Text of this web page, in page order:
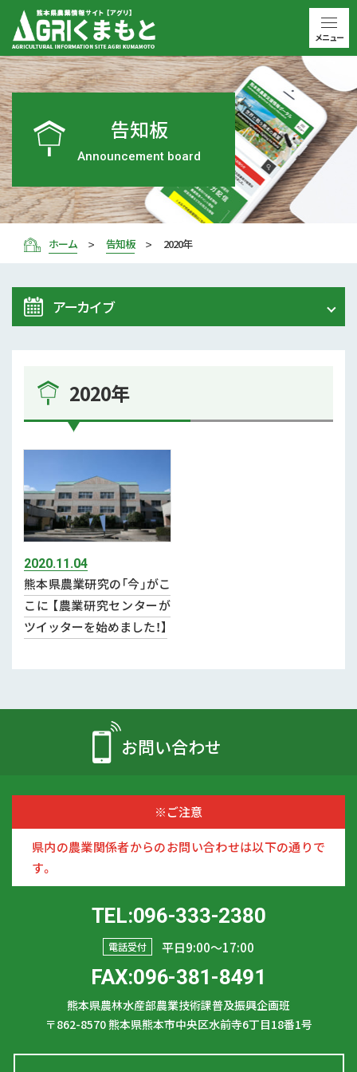
告知板
Announcement board
ホーム 告知板 2020年
2020年
2020.11.04
熊本県農業研究の「今」がこ
こに 【農業研究センターが
ツイッターを始めました！】
アーカイブ
2020年 (1)
お問い合わせ
※ご注意
県内の農業関係者からのお問い合わせは以下の通りで
す。
TEL:096-333-2380
電話受付 平日9:00〜17:00
FAX:096-381-8491
熊本県農林水産部農業技術課普及振興企画班
〒862-8570熊本県熊本市中央区水前寺6丁目18番1号
メニュー